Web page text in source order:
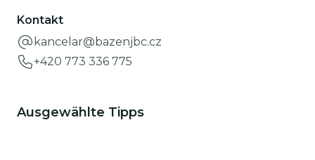
Kontakt
kancelar@bazenjbc.cz
+420 773 336 775
Ausgewählte Tipps